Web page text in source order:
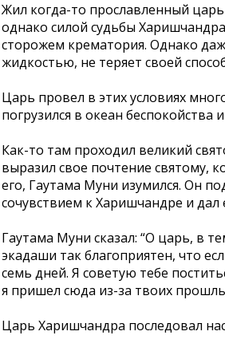
Жил когда-то прославленный
однако силой судьбы
сторожем крематория. Однако
жидкостью, не теряет своей
Царь провел в этих условиях
погрузился в океан беспокойства
Как-то там проходил великий
выразил свое почтение святому,
его, Гаутама Муни изумился. Он
сочувствием к Харишчандре и
Гаутама Муни сказал: “О царь, в
экадаши так благоприятен, что
семь дней. Я советую тебе
я пришел сюда из-за твоих
Царь Харишчандра последовал